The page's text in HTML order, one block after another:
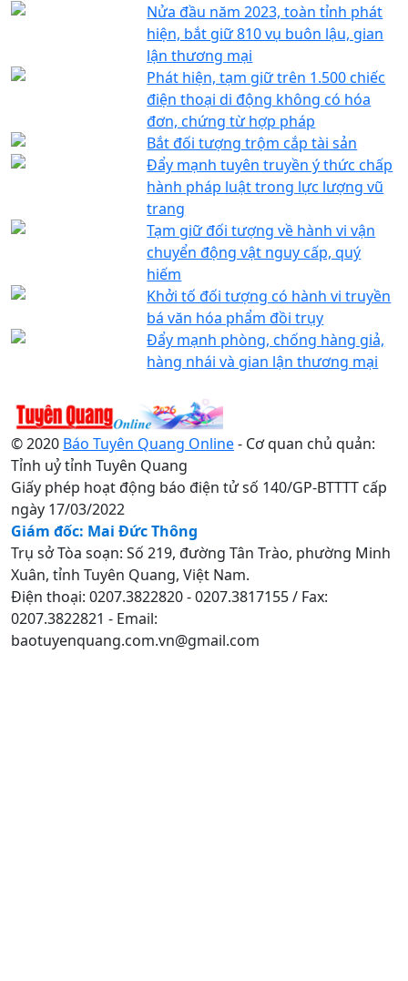
Nửa đầu năm 2023, toàn tỉnh phát
hiện, bắt giữ 810 vụ buôn lậu, gian
lận thương mại
Phát hiện, tạm giữ trên 1.500 chiếc
điện thoại di động không có hóa
đơn, chứng từ hợp pháp
Bắt đối tượng trộm cắp tài sản
Đẩy mạnh tuyên truyền ý thức chấp
hành pháp luật trong lực lượng vũ
trang
Tạm giữ đối tượng về hành vi vận
chuyển động vật nguy cấp, quý
hiếm
Khởi tố đối tượng có hành vi truyền
bá văn hóa phẩm đồi trụy
Đẩy mạnh phòng, chống hàng giả,
hàng nhái và gian lận thương mại
© 2020 Báo Tuyên Quang Online- Cơ quan chủ quản:
Tỉnh uỷ tỉnh Tuyên Quang
Giấy phép hoạt động báo điện tử số 140/GP-BTTTT cấp
ngày 17/03/2022
Giám đốc: Mai Đức Thông
Trụ sở Tòa soạn: Số 219, đường Tân Trào, phường Minh
Xuân, tỉnh Tuyên Quang, Việt Nam.
Điện thoại: 0207.3822820 - 0207.3817155 / Fax:
0207.3822821 - Email:
baotuyenquang.com.vn@gmail.com